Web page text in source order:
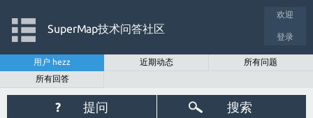
欢迎
登录
SuperMap技术问答社区
用户 hezz 近期动态
所有问题
所有回答
? 提问 搜索